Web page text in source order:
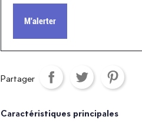
M'alerter
Partager
Caractéristiques principales